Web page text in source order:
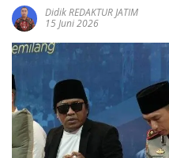
Didik REDAKTUR JATIM
15 Juni 2026